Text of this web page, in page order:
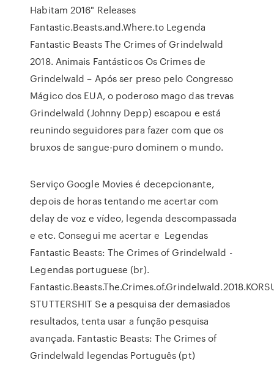
Habitam 2016" Releases
Fantastic.Beasts.and.Where.to Legenda
Fantastic Beasts The Crimes of Grindelwald
2018. Animais Fantásticos Os Crimes de
Grindelwald – Após ser preso pelo Congresso
Mágico dos EUA, o poderoso mago das trevas
Grindelwald (Johnny Depp) escapou e está
reunindo seguidores para fazer com que os
bruxos de sangue-puro dominem o mundo.
Serviço Google Movies é decepcionante,
depois de horas tentando me acertar com
delay de voz e vídeo, legenda descompassada
e etc. Consegui me acertar e Legendas
Fantastic Beasts: The Crimes of Grindelwald -
Legendas portuguese (br).
STUTTERSHIT Se a pesquisa der demasiados
resultados, tenta usar a função pesquisa
avançada. Fantastic Beasts: The Crimes of
Grindelwald legendas Português (pt)